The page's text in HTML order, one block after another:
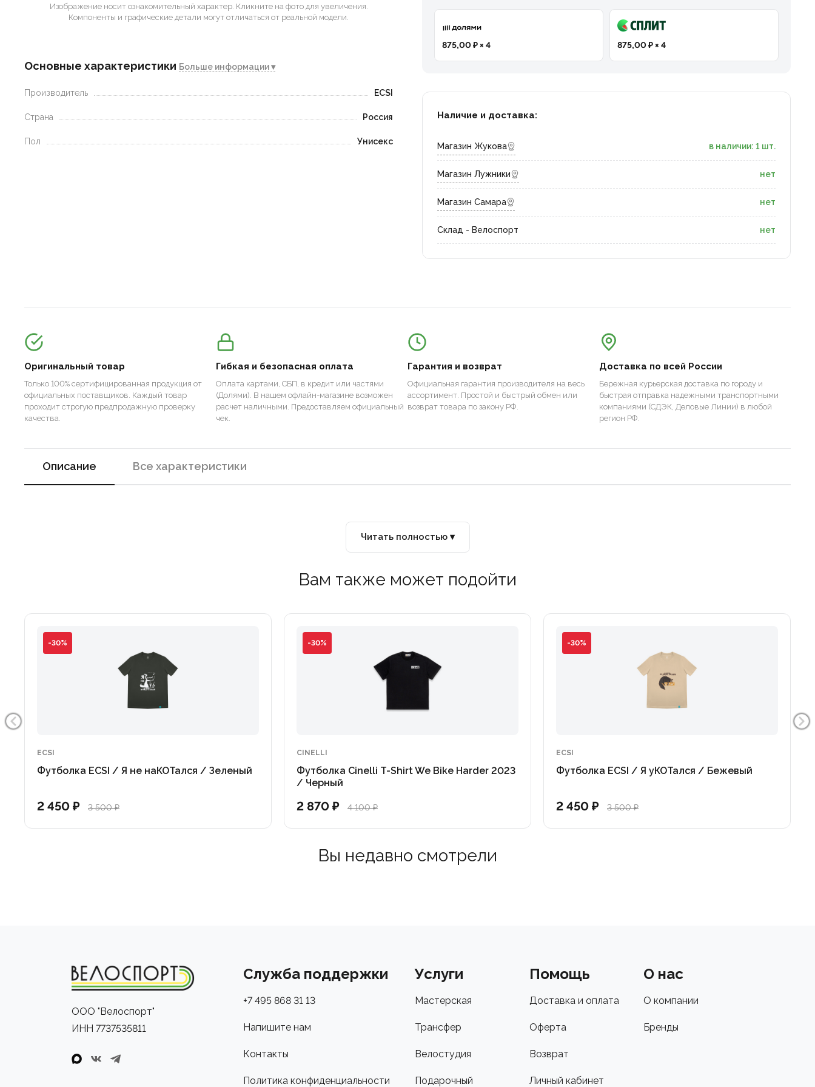
Изображение носит ознакомительный характер. Кликните на фото для увеличения.
Компоненты и графические детали могут отличаться от реальной модели.
Основные характеристики Больше информации ▾
Производитель ECSI
Страна Россия
Пол Унисекс
875,00 ₽ × 4 875,00 ₽ × 4
Наличие и доставка:
Магазин Жукова в наличии: 1 шт.
Магазин Лужники нет
Магазин Самара нет
Склад - Велоспорт нет
Оригинальный товар
Только 100% сертифицированная продукция от
официальных поставщиков. Каждый товар
проходит строгую предпродажную проверку
качества.
Гибкая и безопасная оплата
Оплата картами, СБП, в кредит или частями
(Долями). В нашем офлайн-магазине возможен
расчет наличными. Предоставляем официальный
чек.
Гарантия и возврат
Официальная гарантия производителя на весь
ассортимент. Простой и быстрый обмен или
возврат товара по закону РФ.
Доставка по всей России
Бережная курьерская доставка по городу и
быстрая отправка надежными транспортными
компаниями (СДЭК, Деловые Линии) в любой
регион РФ.
Описание Все характеристики
Читать полностью ▾
Вам также может подойти
-30%
ECSI
Футболка ECSI / Я не наКОТался / Зеленый
2 450 ₽ 3 500 ₽
-30%
CINELLI
Футболка Cinelli T-Shirt We Bike Harder 2023
/ Черный
2 870 ₽ 4 100 ₽
-30%
ECSI
Футболка ECSI / Я уКОТался / Бежевый
2 450 ₽ 3 500 ₽
Вы недавно смотрели
ООО "Велоспорт"
ИНН 7737535811
Служба поддержки
+7 495 868 31 13
Напишите нам
Контакты
Политика конфиденциальности
Услуги
Мастерская
Трансфер
Велостудия
Подарочный
Помощь
Доставка и оплата
Оферта
Возврат
Личный кабинет
О нас
О компании
Бренды